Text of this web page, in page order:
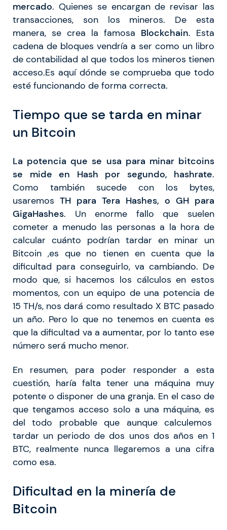
mercado. Quienes se encargan de revisar las
transacciones, son los mineros. De esta
manera, se crea la famosa Blockchain. Esta
cadena de bloques vendría a ser como un libro
de contabilidad al que todos los mineros tienen
acceso.Es aquí dónde se comprueba que todo
esté funcionando de forma correcta.
Tiempo que se tarda en minar
un Bitcoin
La potencia que se usa para minar bitcoins
se mide en Hash por segundo, hashrate.
Como también sucede con los bytes,
usaremos TH para Tera Hashes, o GH para
GigaHashes. Un enorme fallo que suelen
cometer a menudo las personas a la hora de
calcular cuánto podrían tardar en minar un
Bitcoin ,es que no tienen en cuenta que la
dificultad para conseguirlo, va cambiando. De
modo que, si hacemos los cálculos en estos
momentos, con un equipo de una potencia de
15 TH/s, nos dará como resultado X BTC pasado
un año. Pero lo que no tenemos en cuenta es
que la dificultad va a aumentar, por lo tanto ese
número será mucho menor.
En resumen, para poder responder a esta
cuestión, haría falta tener una máquina muy
potente o disponer de una granja. En el caso de
que tengamos acceso solo a una máquina, es
del todo probable que aunque calculemos
tardar un periodo de dos unos dos años en 1
BTC, realmente nunca llegaremos a una cifra
como esa.
Dificultad en la minería de
Bitcoin